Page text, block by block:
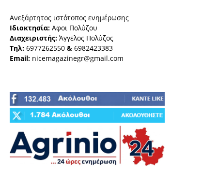
Ανεξάρτητος ιστότοπος ενημέρωσης
Ιδιοκτησία: Αφοι Πολύζου
Διαχειριστής: Άγγελος Πολύζος
Τηλ: 6977262550 & 6982423383
Email: nicemagazinegr@gmail.com